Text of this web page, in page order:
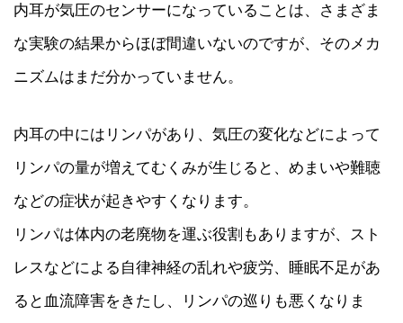
内耳が気圧のセンサーになっていることは、さまざま
な実験の結果からほぼ間違いないのですが、そのメカ
ニズムはまだ分かっていません。
内耳の中にはリンパがあり、気圧の変化などによって
リンパの量が増えてむくみが生じると、めまいや難聴
などの症状が起きやすくなります。
リンパは体内の老廃物を運ぶ役割もありますが、スト
レスなどによる自律神経の乱れや疲労、睡眠不足があ
ると血流障害をきたし、リンパの巡りも悪くなりま